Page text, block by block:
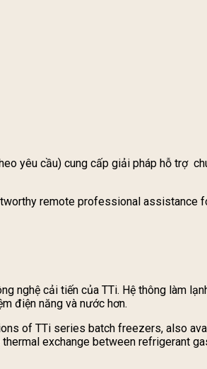
yêu cầu) cung cấp giải pháp hỗ trợ
remote professional assistance
nghệ cải tiến của TTi. Hệ thông làm
điện năng và nước hơn.
of TTi series batch freezers, also
exchange between refrigerant